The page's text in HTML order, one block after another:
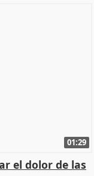
01:29
el dolor de las